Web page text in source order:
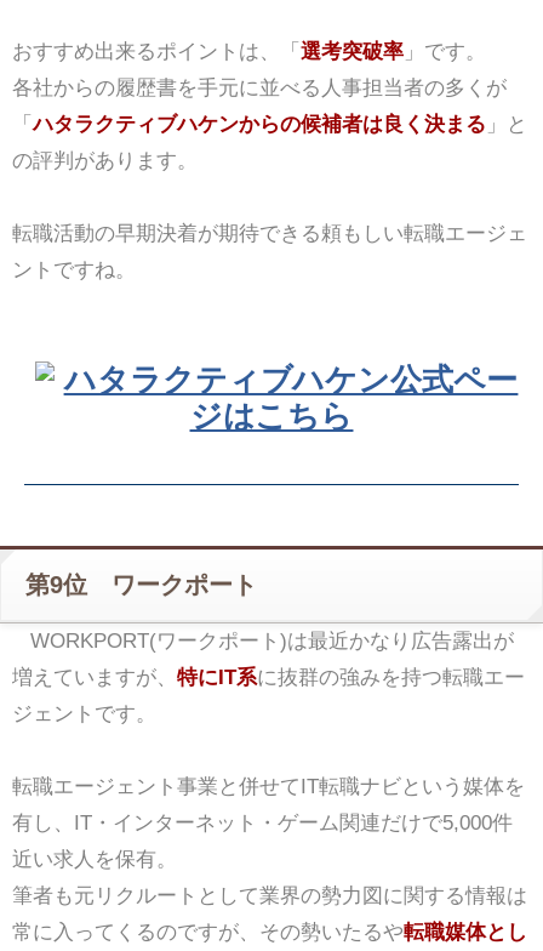
おすすめ出来るポイントは、「 選考突破率」です。
各社からの履歴書を手元に並べる人事担当者の多くが
「ハタラクティブハケンからの候補者は良く決まる 」と
の評判があります。
転職活動の早期決着が期待できる頼もしい転職エージェ
ントですね。
ハタラクティブハケン公式ペー
ジはこちら
第9位 ワークポート
WORKPORT(ワークポート)は最近かなり広告露出が
増えていますが、 特にIT系に抜群の強みを持つ転職エー
ジェントです。
転職エージェント事業と併せてIT転職ナビという媒体を
有し、IT・インターネット・ゲーム関連だけで5,000件
近い求人を保有。
筆者も元リクルートとして業界の勢力図に関する情報は
常に入ってくるのですが、その勢いたるや転職媒体とし